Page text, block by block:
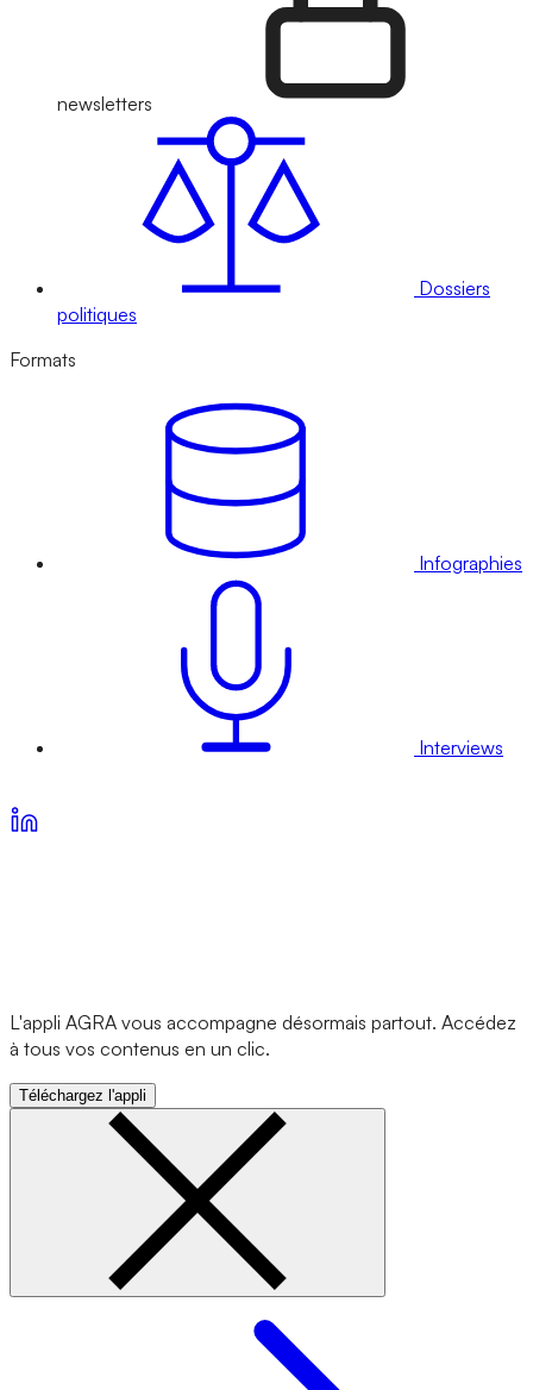
newsletters
Dossiers
politiques
Formats
Infographies
Interviews
L'appli AGRA vous accompagne désormais partout. Accédez
à tous vos contenus en un clic.
Téléchargez l'appli